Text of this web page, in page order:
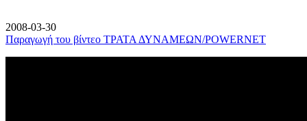
2008-03-30
Παραγωγή του βίντεο ΤΡΑΤΑ ΔΥΝΑΜΕΩΝ/POWERNET